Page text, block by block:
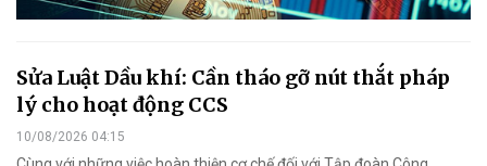
Sửa Luật Dầu khí: Cần tháo gỡ nút thắt pháp
lý cho hoạt động CCS
10/08/2026 04:15